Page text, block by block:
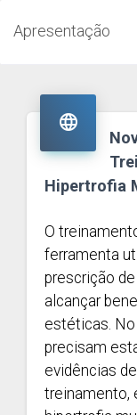
Apresentação

Hipertrofia
O
ferramenta
prescrição
alcançar
estéticas.
precisam
evidências
treinamento,